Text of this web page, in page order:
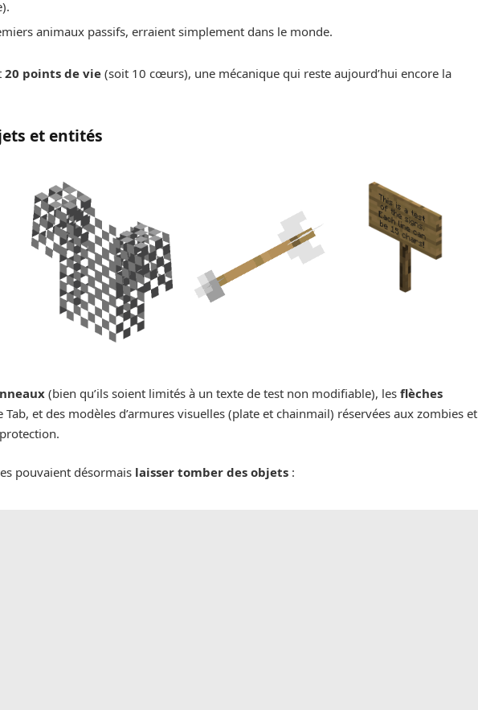
animaux passifs, erraient simplement dans le monde.
20 points de vie (soit 10 cœurs), une mécanique qui reste aujourd’hui encore la
et entités
(bien qu’ils soient limités à un texte de test non modifiable), lesflèches
et des modèles d’armures visuelles (plate et chainmail) réservées aux zombies et
pouvaient désormais laisser tomber des objets :